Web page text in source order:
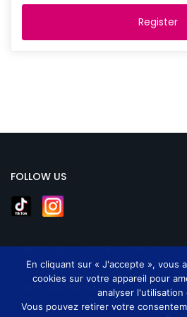
Register
FOLLOW US
CANDICE@COUPDEFOODRE.FR
TERMS AND PRIVACY
En cliquant sur « J'accepte », vous
cookies sur votre appareil pour
analyser l'utilisation
Vous pouvez retirer votre